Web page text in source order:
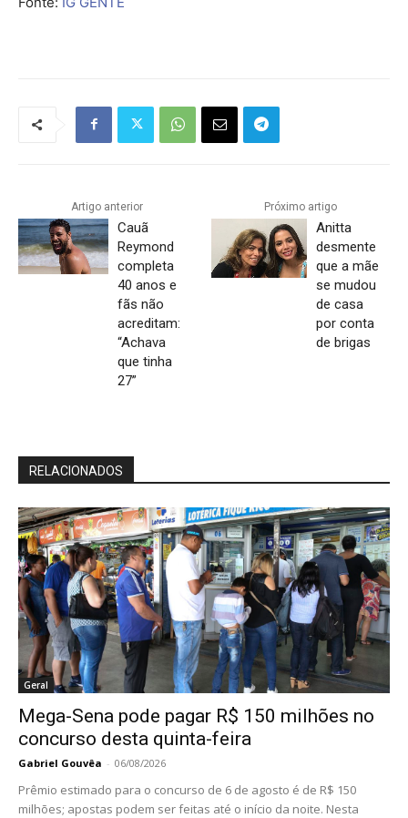
Artigo anterior
Cauã
Reymond
completa
40 anos e
fãs não
acreditam:
“Achava
que tinha
27”
Próximo artigo
Anitta
desmente
que a mãe
se mudou
de casa
por conta
de brigas
RELACIONADOS
Geral
Mega-Sena pode pagar R$ 150 milhões no
concurso desta quinta-feira
Gabriel Gouvêa - 06/08/2026
Prêmio estimado para o concurso de 6 de agosto é de R$ 150
milhões; apostas podem ser feitas até o início da noite. Nesta